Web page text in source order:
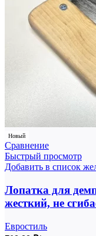
Новый
Сравнение
Быстрый просмотр
Добавить в список
Лопатка для
жесткий, не
Евростиль